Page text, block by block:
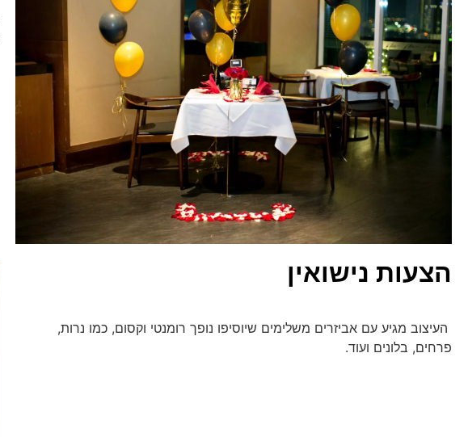
הצעות נישואין
העיצוב מגיע עם אביזרים משלימים שיוסיפו נופך רומנטי וקסום, כמו נרות,
פרחים, בלונים ועוד.